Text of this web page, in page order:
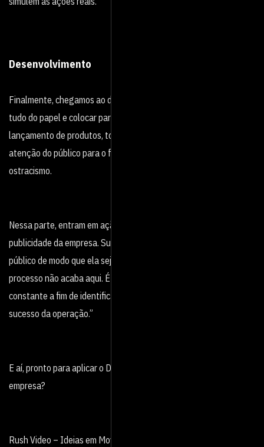
Desenvolvimento
Finalmente, chegamos ao desenvolvimento. Aqui é a hora de tirar
tudo do papel e colocar para funcionar de verdade. Em caso de
lançamento de produtos, tome as medidas para chamar a
atenção do público para o fato, garantindo que ele não caia em
ostracismo.
Nessa parte, entram em ação os setores de comunicação e
publicidade da empresa. Sua missão é vender a solução ao
público de modo que ela seja bem-aceita. Em todos os casos, o
processo não acaba aqui. É preciso manter um monitoramento
constante a fim de identificar pontos de melhorias e avaliar o
sucesso da operação.”
E aí, pronto para aplicar o Design Thinking no cotidiano da sua
empresa?
Rush Video – Ideias em Movimento.